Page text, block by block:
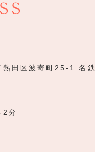
熱田区波寄町25-1 名
2分